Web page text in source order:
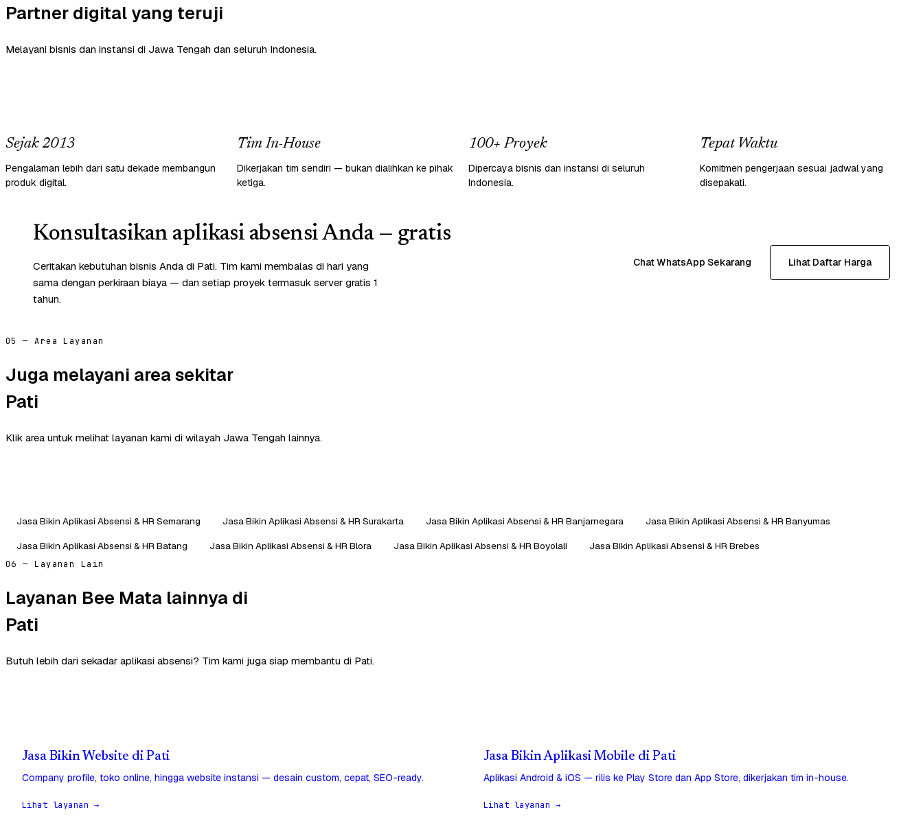
Partner digital yang teruji
Melayani bisnis dan instansi di Jawa Tengah dan seluruh Indonesia.
Sejak 2013
Pengalaman lebih dari satu dekade membangun
produk digital.
Tim In-House
Dikerjakan tim sendiri — bukan dialihkan ke pihak
ketiga.
100+ Proyek
Dipercaya bisnis dan instansi di seluruh
Indonesia.
Tepat Waktu
Komitmen pengerjaan sesuai jadwal yang
disepakati.
Konsultasikan aplikasi absensi Anda — gratis
Ceritakan kebutuhan bisnis Anda di Pati. Tim kami membalas di hari yang
sama dengan perkiraan biaya — dan setiap proyek termasuk server gratis 1
tahun.
Chat WhatsApp Sekarang Lihat Daftar Harga
05 — Area Layanan
Juga melayani area sekitar
Pati
Klik area untuk melihat layanan kami di wilayah Jawa Tengah lainnya.
Jasa Bikin Aplikasi Absensi & HR Semarang Jasa Bikin Aplikasi Absensi & HR Surakarta Jasa Bikin Aplikasi Absensi & HR Banjarnegara
Jasa Bikin Aplikasi Absensi & HR Banyumas
Jasa Bikin Aplikasi Absensi & HR Batang
Jasa Bikin Aplikasi Absensi & HR Blora Jasa Bikin Aplikasi Absensi & HR Boyolali Jasa Bikin Aplikasi Absensi & HR Brebes
06 — Layanan Lain
Layanan Bee Mata lainnya di
Pati
Butuh lebih dari sekadar aplikasi absensi? Tim kami juga siap membantu di Pati.
Jasa Bikin Website di Pati
Company profile, toko online, hingga website instansi — desain custom, cepat, SEO-ready.
Lihat layanan →
Jasa Bikin Aplikasi Mobile di Pati
Aplikasi Android & iOS — rilis ke Play Store dan App Store, dikerjakan tim in-house.
Lihat layanan →